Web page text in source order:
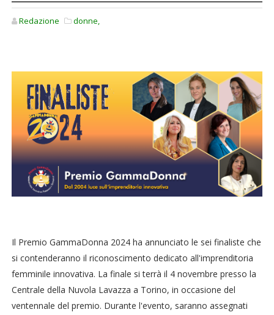
Redazione donne,
Il Premio GammaDonna 2024 ha annunciato le sei finaliste che
si contenderanno il riconoscimento dedicato all'imprenditoria
femminile innovativa. La finale si terrà il 4 novembre presso la
Centrale della Nuvola Lavazza a Torino, in occasione del
ventennale del premio. Durante l'evento, saranno assegnati